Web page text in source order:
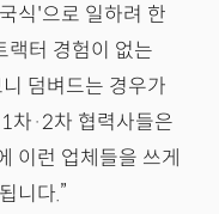
식'으로 일하려 한
랙터 경험이 없는
덤벼드는 경우가
차·2차 협력사들은
이런 업체들을 쓰게
니다.”